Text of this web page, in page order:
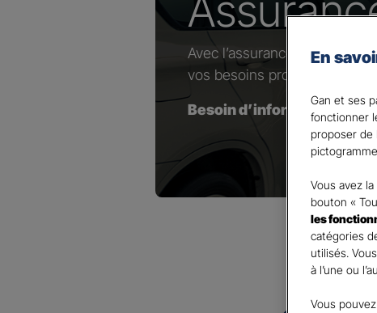
Avec l’assurance dédiée
vos besoins professionnels.
Besoin d’information(s) ?
En
Gan et ses
fonctionner
proposer de
Vous avez
bouton «
les
catégories
utilisés.
à l’une ou
Vous